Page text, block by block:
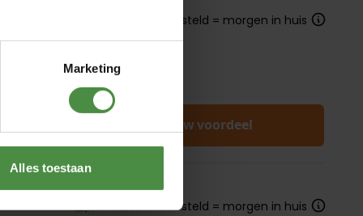
Marketing
Alles toestaan
Tot 22:30 uur besteld = morgen in huis
€ 26,48
Kies uw voordeel
Op voorraad
Tot 22:30 uur besteld = morgen in huis